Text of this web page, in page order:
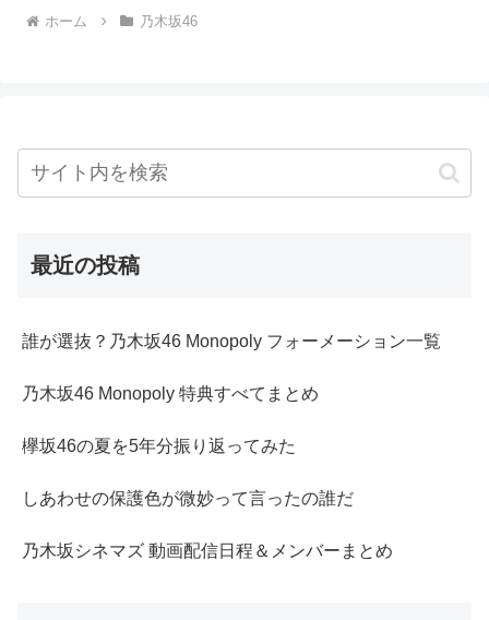
ホーム 乃木坂46
最近の投稿
誰が選抜？乃木坂46 Monopoly フォーメーション一覧
乃木坂46 Monopoly 特典すべてまとめ
欅坂46の夏を5年分振り返ってみた
しあわせの保護色が微妙って言ったの誰だ
乃木坂シネマズ 動画配信日程＆メンバーまとめ